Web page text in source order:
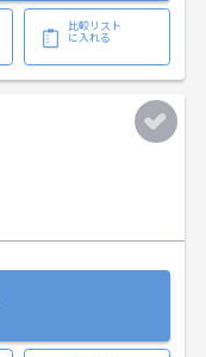
比較リスト
に入れる